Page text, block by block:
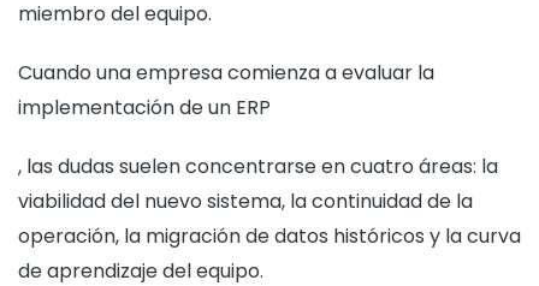
miembro del equipo.
Cuando una empresa comienza a evaluar la
implementación de un ERP
, las dudas suelen concentrarse en cuatro áreas: la
viabilidad del nuevo sistema, la continuidad de la
operación, la migración de datos históricos y la curva
de aprendizaje del equipo.